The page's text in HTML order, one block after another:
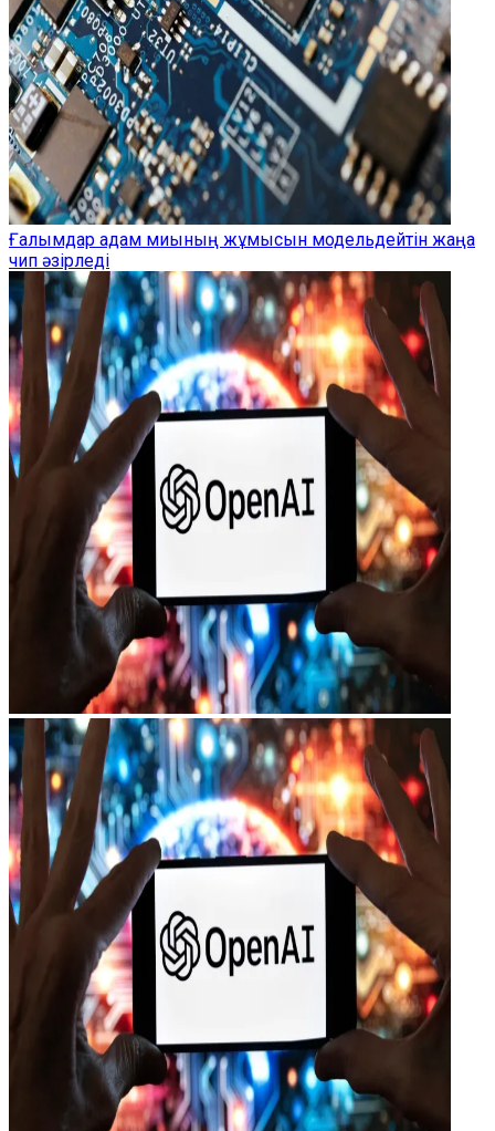
Ғалымдар адам миының жұмысын модельдейтін жаңа
чип әзірледі